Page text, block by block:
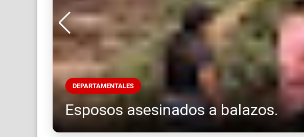
DEPARTAMENTALES
Esposos asesinados a balazos.